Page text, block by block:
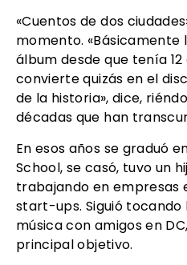
«Cuentos de dos
momento.
álbum desde que tenía 12
convierte quizás en el
de la historia», dice,
décadas que han
En esos años se graduó
School, se casó, tuvo un
trabajando en empresas
start-ups. Siguió
música con amigos en
principal objetivo.